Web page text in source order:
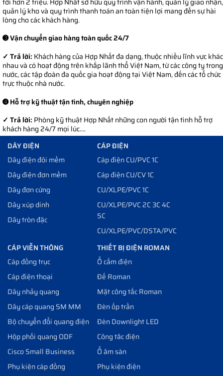
quản lý kho và quy trình thanh toán an toàn tiện lợi mang đến sự hài
lòng cho các khách hàng.
➌ Vận chuyển giao hàng toàn quốc 24/7
✓ Trả lời: Khách hàng của Hợp Nhất đa dạng, thuộc nhiều lĩnh vực khác
nhau và có hoạt động trên khắp lãnh thổ Việt Nam, từ các công ty trong
nước, các tập đoàn đa quốc gia hoạt động tại Việt Nam, đến các tổ chức
trực thuộc nhà nước.
➍ Hỗ trợ kỹ thuật tận tình, chuyên nghiệp
✓ Trả lời: Phòng kỹ thuật Hợp Nhất những con người tận tình hỗ trợ
khách hàng 24/7 mọi lúc....
DÂY ĐIỆN
Dây điện đôi mềm
Dây điện đơn mềm
Dây đơn cứng
Dây xúp dính
Dây tròn đặc
CÁP ĐIỆN
Cáp điện CU/PVC 1C
Cáp điện CU/CV 1C
CU/XLPE/PVC 1C
CU/XLPE/PVC 2C 3C 4C
5C
CU/XLPE/PVC/DSTA/PVC
CÁP VIỄN THÔNG
Cáp đồng trục
Cáp điện thoại
Dây nhảy quang
Dây cáp quang SM MM
Bộ chuyển đổi quang điện
Hộp phối quang ODF
Cisco Small Business
Phụ kiện cáp đồng
THIẾT BỊ ĐIỆN ROMAN
Ổ cắm điện
Đế Roman
Mặt công tắc Roman
Đèn ốp trần
Đèn Downlight LED
Công tăc điện
Ổ âm sàn
Phụ kiện điện